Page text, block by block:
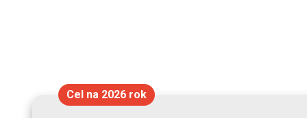
Cel na 2026 rok